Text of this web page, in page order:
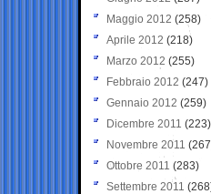
Maggio 2012 (258)
Aprile 2012 (218)
Marzo 2012 (255)
Febbraio 2012 (247)
Gennaio 2012 (259)
Dicembre 2011 (223)
Novembre 2011
Ottobre 2011 (283)
Settembre 2011